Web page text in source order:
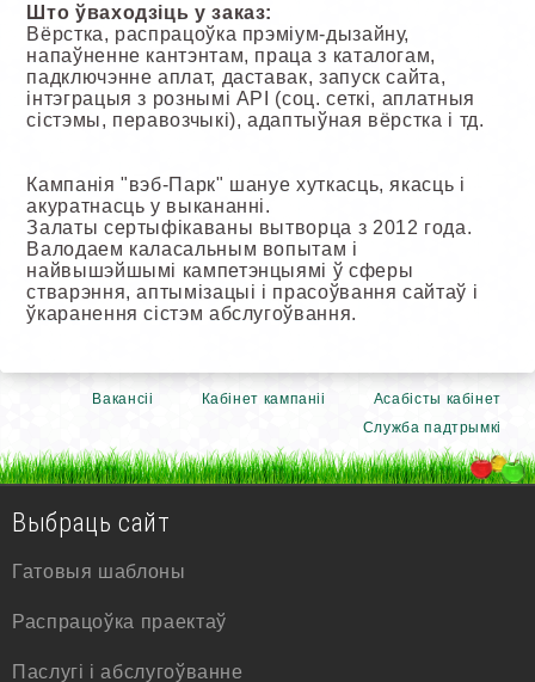
Што ўваходзіць у заказ:
Вёрстка, распрацоўка прэміум-дызайну,
напаўненне кантэнтам, праца з каталогам,
падключэнне аплат, даставак, запуск сайта,
інтэграцыя з рознымі API (соц. сеткі, аплатныя
сістэмы, перавозчыкі), адаптыўная вёрстка і тд.
Кампанія "вэб-Парк" шануе хуткасць, якасць і
акуратнасць у выкананні.
Залаты сертыфікаваны вытворца з 2012 года.
Валодаем каласальным вопытам і
найвышэйшымі кампетэнцыямі ў сферы
стварэння, аптымізацыі і прасоўвання сайтаў і
ўкаранення сістэм абслугоўвання.
Вакансіі Кабінет кампаніі
Асабісты кабінет
Служба падтрымкі
Выбраць сайт
Гатовыя шаблоны
Распрацоўка праектаў
Паслугі і абслугоўванне